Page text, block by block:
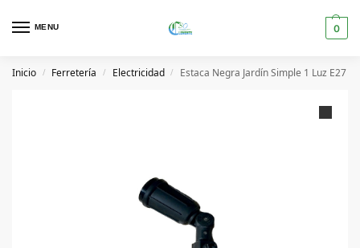
MENU 0
Inicio / Ferretería / Electricidad / Estaca Negra Jardín Simple 1 Luz E27